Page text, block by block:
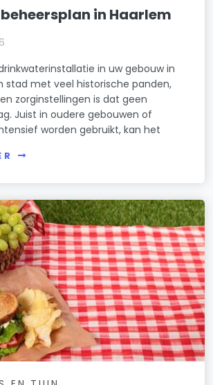
in Haarlem
in uw gebouw in
stad met veel historische panden,
zorginstellingen is dat geen
Juist in oudere gebouwen of
worden gebruikt, kan het